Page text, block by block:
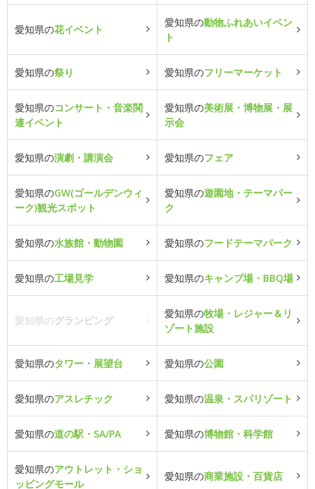
愛知県の花イベント
愛知県の動物ふれあいイベン
ト
愛知県の祭り 愛知県のフリーマーケット
愛知県のコンサート・音楽関
連イベント
愛知県の美術展・博物展・展
示会
愛知県の演劇・講演会 愛知県のフェア
愛知県のGW(ゴールデンウィ
ーク)観光スポット
愛知県の遊園地・テーマパー
ク
愛知県の水族館・動物園 愛知県のフードテーマパーク
愛知県の工場見学 愛知県のキャンプ場・BBQ場
愛知県のグランピング
愛知県の牧場・レジャー＆リ
ゾート施設
愛知県のタワー・展望台 愛知県の公園
愛知県のアスレチック 愛知県の温泉・スパリゾート
愛知県の道の駅・SA/PA 愛知県の博物館・科学館
愛知県のアウトレット・ショ
ッピングモール
愛知県の商業施設・百貨店